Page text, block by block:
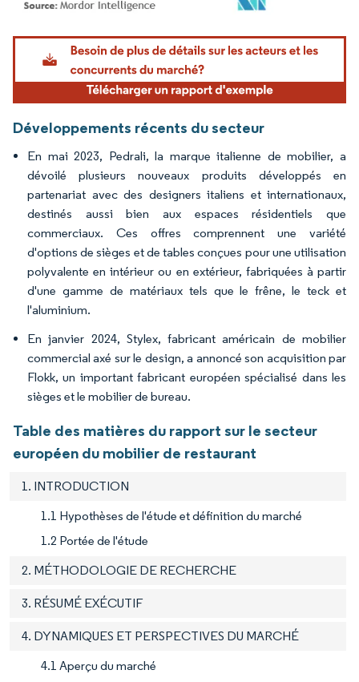
Image © Mordor Intelligence. La réutilisation nécessite une attribution sous CC BY
Développements récents du secteur
En mai 2023, Pedrali, la marque italienne de mobilier, a
dévoilé plusieurs nouveaux produits développés en
partenariat avec des designers italiens et internationaux,
destinés aussi bien aux espaces résidentiels que
commerciaux. Ces offres comprennent une variété
d'options de sièges et de tables conçues pour une utilisation
polyvalente en intérieur ou en extérieur, fabriquées à partir
d'une gamme de matériaux tels que le frêne, le teck et
l'aluminium.
En janvier 2024, Stylex, fabricant américain de mobilier
commercial axé sur le design, a annoncé son acquisition par
Flokk, un important fabricant européen spécialisé dans les
sièges et le mobilier de bureau.
Table des matières du rapport sur le secteur
européen du mobilier de restaurant
1. INTRODUCTION
1.1 Hypothèses de l'étude et définition du marché
1.2 Portée de l'étude
2. MÉTHODOLOGIE DE RECHERCHE
3. RÉSUMÉ EXÉCUTIF
4. DYNAMIQUES ET PERSPECTIVES DU MARCHÉ
4.1 Aperçu du marché